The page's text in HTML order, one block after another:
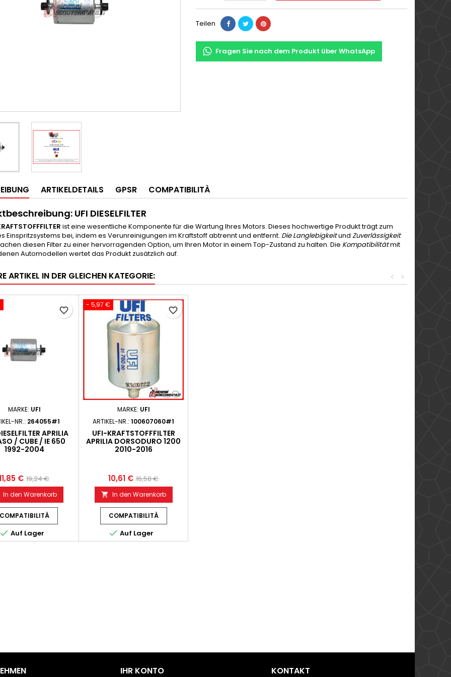
Teilen
Fragen Sie nach dem Produkt über WhatsApp
ARTIKELDETAILS GPSR COMPATIBILITÀ
UFI DIESELFILTER
ist eine wesentliche Komponente für die Wartung Ihres Motors. Dieses hochwertige Produkt trägt zum
Einspritzsystems bei, indem es Verunreinigungen im Kraftstoff abtrennt und entfernt. Die Langlebigkeitund Zuverlässigkeit
diesen Filter zu einer hervorragenden Option, um Ihren Motor in einem Top-Zustand zu halten. Die Kompatibilitätmit
Automodellen wertet das Produkt zusätzlich auf.
ARTIKEL IN DER GLEICHEN KATEGORIE: >
<
MARKE: UFI
NR.: 264055#1
APRILIA
/ CUBE / IE 650
1992-2004
€ 19,24 €
In den Warenkorb
COMPATIBILITÀ
 Auf Lager
favorite_border
- 5,97 €
MARKE: UFI
ARTIKEL-NR.: 100607060#1
UFI-KRAFTSTOFFFILTER
APRILIA DORSODURO 1200
2010-2016
10,61 € 16,58 €
 In den Warenkorb
COMPATIBILITÀ
 Auf Lager
favorite_border
IHR KONTO KONTAKT